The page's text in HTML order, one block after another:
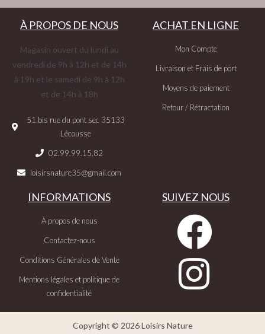
À PROPOS DE NOUS
Magasin ouvert du lundi au
vendredi de 9h à 12h et de 14h
à 19h et le samedi de 9h à 12h
et de 14h à 18h
51 bis rue du pont sec 35133
Lécousse
02.99.99.15.82
loisirsnature35@gmail.com
ACHAT EN LIGNE
Mon Compte
Livraison et Frais de port
Moyens de paiement
Retour / Rétractation
INFORMATIONS
À propos de nous
Contactez-nous
Conditions Générales de Vente
Mentions légales et politique de
confidentialité
SUIVEZ NOUS
Copyright © 2026 Loisirs Nature